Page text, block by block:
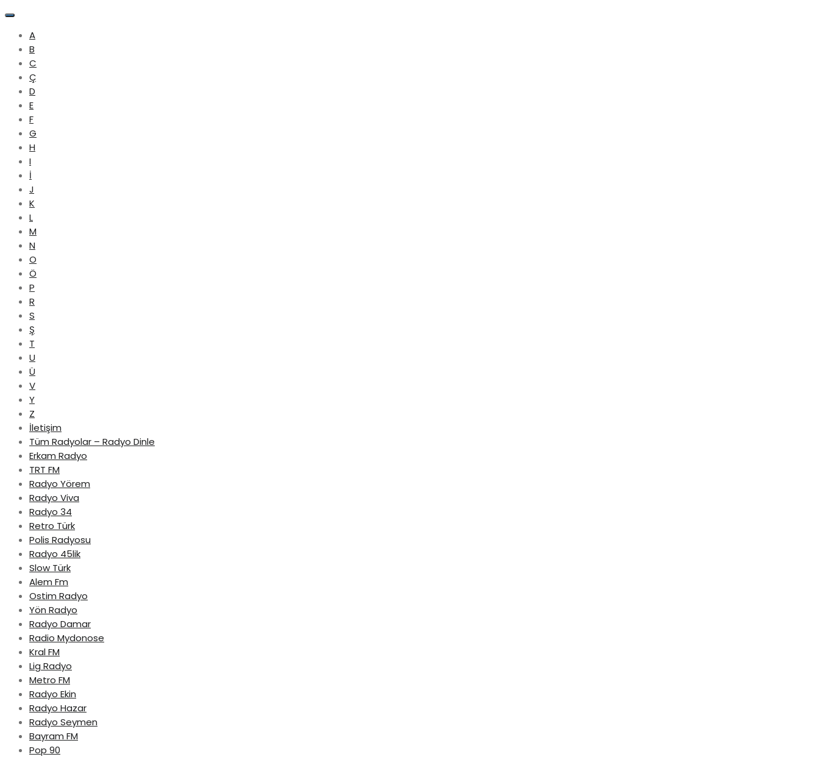
A
B
C
Ç
D
E
F
G
H
I
İ
J
K
L
M
N
O
Ö
P
R
S
Ş
T
U
Ü
V
Y
Z
İletişim
Tüm Radyolar – Radyo Dinle
Erkam Radyo
TRT FM
Radyo Yörem
Radyo Viva
Radyo 34
Retro Türk
Polis Radyosu
Radyo 45lik
Slow Türk
Alem Fm
Ostim Radyo
Yön Radyo
Radyo Damar
Radio Mydonose
Kral FM
Lig Radyo
Metro FM
Radyo Ekin
Radyo Hazar
Radyo Seymen
Bayram FM
Pop 90